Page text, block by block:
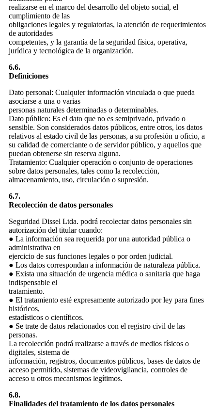
realizarse en el marco del desarrollo del objeto social, el
cumplimiento de las
obligaciones legales y regulatorias, la atención de requerimientos
de autoridades
competentes, y la garantía de la seguridad física, operativa,
jurídica y tecnológica de la organización.
6.6.
Definiciones
Dato personal: Cualquier información vinculada o que pueda
asociarse a una o varias
personas naturales determinadas o determinables.
Dato público: Es el dato que no es semiprivado, privado o
sensible. Son considerados datos públicos, entre otros, los datos
relativos al estado civil de las personas, a su profesión u oficio, a
su calidad de comerciante o de servidor público, y aquellos que
puedan obtenerse sin reserva alguna.
Tratamiento: Cualquier operación o conjunto de operaciones
sobre datos personales, tales como la recolección,
almacenamiento, uso, circulación o supresión.
6.7.
Recolección de datos personales
Seguridad Dissel Ltda. podrá recolectar datos personales sin
autorización del titular cuando:
● La información sea requerida por una autoridad pública o
administrativa en
ejercicio de sus funciones legales o por orden judicial.
● Los datos correspondan a información de naturaleza pública.
● Exista una situación de urgencia médica o sanitaria que haga
indispensable el
tratamiento.
● El tratamiento esté expresamente autorizado por ley para fines
históricos,
estadísticos o científicos.
● Se trate de datos relacionados con el registro civil de las
personas.
La recolección podrá realizarse a través de medios físicos o
digitales, sistema de
información, registros, documentos públicos, bases de datos de
acceso permitido, sistemas de videovigilancia, controles de
acceso u otros mecanismos legítimos.
6.8.
Finalidades del tratamiento de los datos personales